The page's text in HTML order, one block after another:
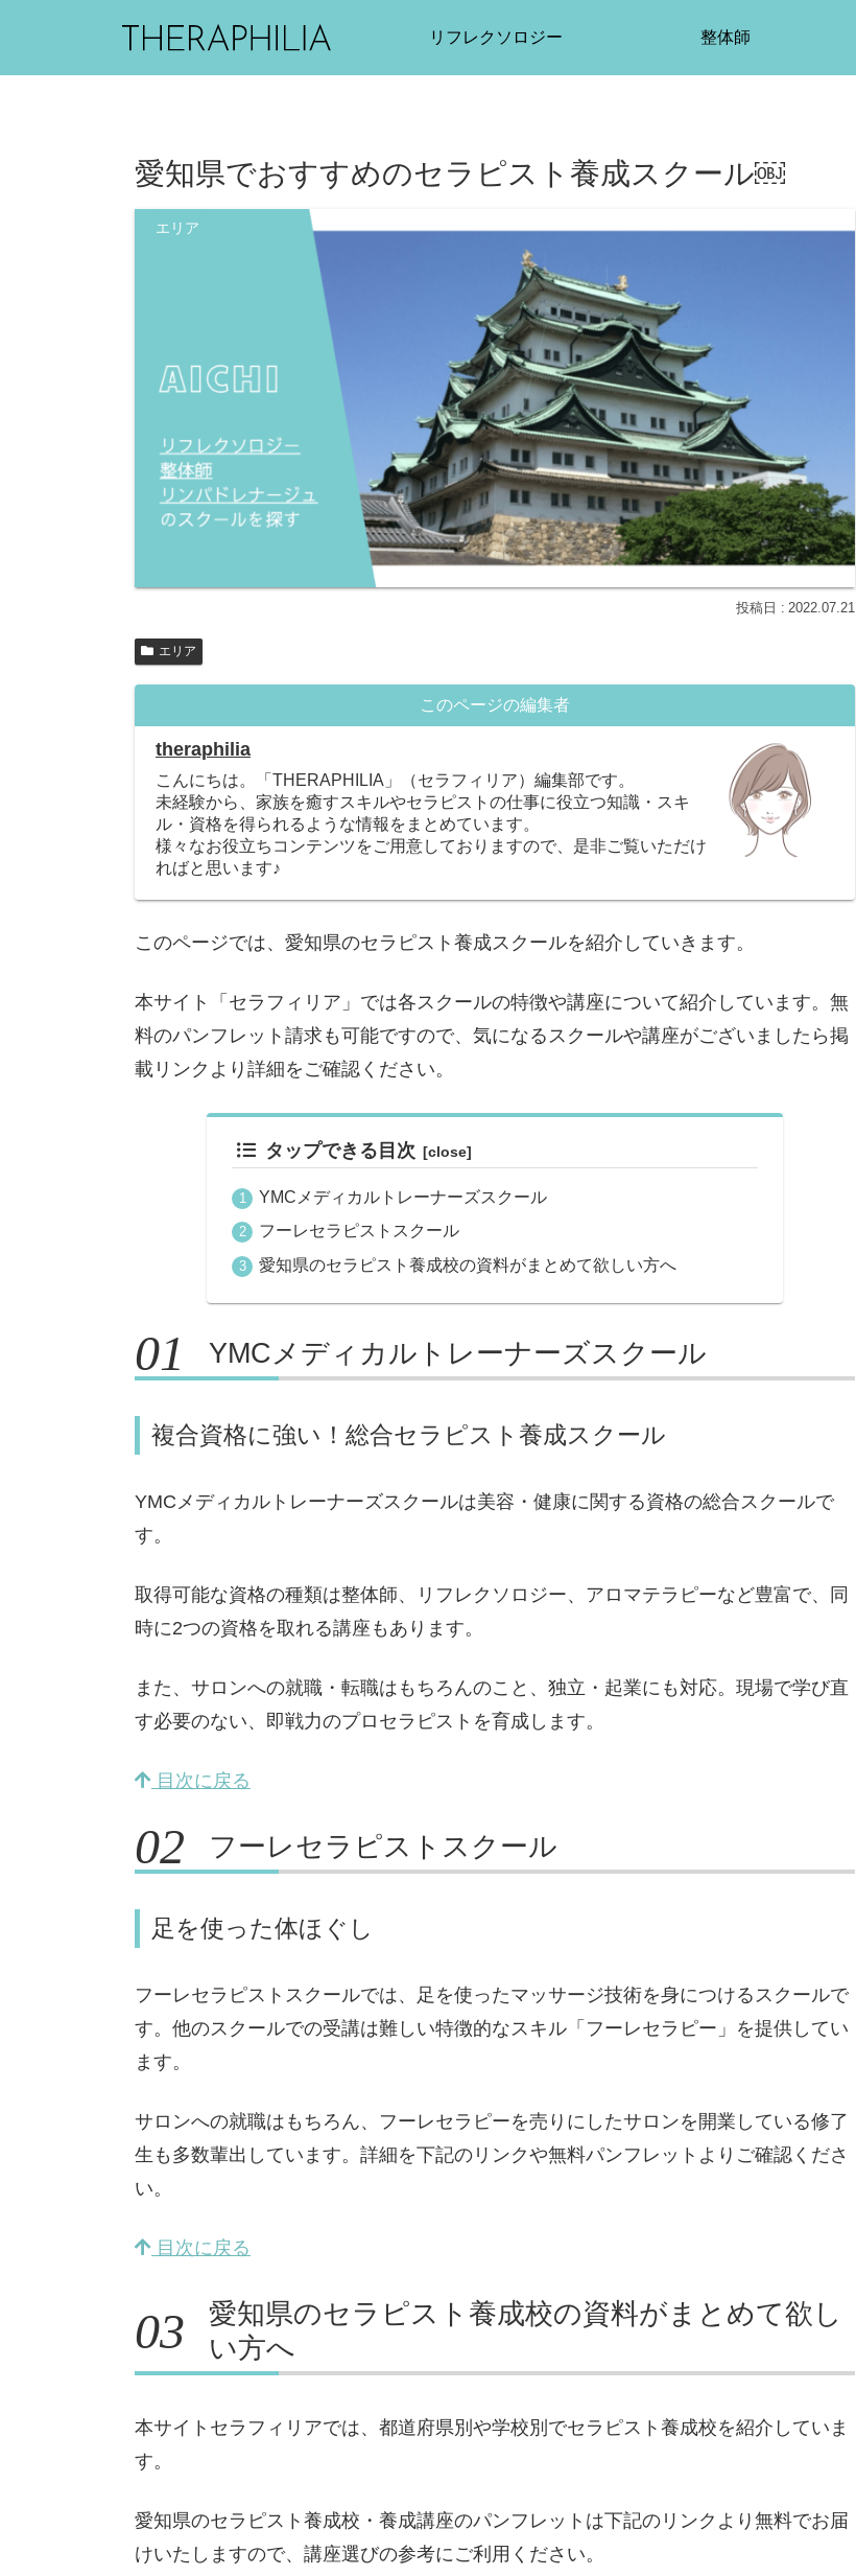
リフレクソロジー 整体師
愛知県でおすすめのセラピスト養成スクール￼
エリア
2022.07.21
エリア
このページの編集者
theraphilia
こんにちは。「THERAPHILIA」（セラフィリア）編集部です。
未経験から、家族を癒すスキルやセラピストの仕事に役立つ知識・スキ
ル・資格を得られるような情報をまとめています。
様々なお役立ちコンテンツをご用意しておりますので、是非ご覧いただけ
ればと思います♪
このページでは、愛知県のセラピスト養成スクールを紹介していきます。
本サイト「セラフィリア」では各スクールの特徴や講座について紹介しています。無
料のパンフレット請求も可能ですので、気になるスクールや講座がございましたら掲
載リンクより詳細をご確認ください。
タップできる目次
YMCメディカルトレーナーズスクール
フーレセラピストスクール
愛知県のセラピスト養成校の資料がまとめて欲しい方へ
YMCメディカルトレーナーズスクール
複合資格に強い！総合セラピスト養成スクール
YMCメディカルトレーナーズスクールは美容・健康に関する資格の総合スクールで
す。
取得可能な資格の種類は整体師、リフレクソロジー、アロマテラピーなど豊富で、同
時に2つの資格を取れる講座もあります。
また、サロンへの就職・転職はもちろんのこと、独立・起業にも対応。現場で学び直
す必要のない、即戦力のプロセラピストを育成します。
目次に戻る
フーレセラピストスクール
足を使った体ほぐし
フーレセラピストスクールでは、足を使ったマッサージ技術を身につけるスクールで
す。他のスクールでの受講は難しい特徴的なスキル「フーレセラピー」を提供してい
ます。
サロンへの就職はもちろん、フーレセラピーを売りにしたサロンを開業している修了
生も多数輩出しています。詳細を下記のリンクや無料パンフレットよりご確認くださ
い。
目次に戻る
愛知県のセラピスト養成校の資料がまとめて欲し
い方へ
本サイトセラフィリアでは、都道府県別や学校別でセラピスト養成校を紹介していま
す。
愛知県のセラピスト養成校・養成講座のパンフレットは下記のリンクより無料でお届
けいたしますので、講座選びの参考にご利用ください。